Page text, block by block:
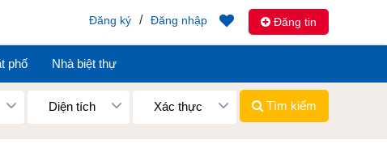
Đăng tin
Đăng nhập
/
Đăng ký
phố Nhà biệt thự
Diện tích Xác thực Tìm kiếm